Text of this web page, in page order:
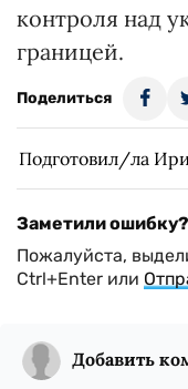
контроля над
границей.
Поделиться
Подготовил/ла
Заметили ошибку?
Пожалуйста,
Ctrl+Enter или
Добавить